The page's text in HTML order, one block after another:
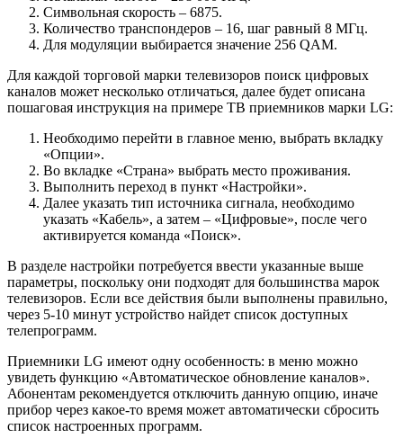
Символьная скорость – 6875.
Количество транспондеров – 16, шаг равный 8 МГц.
Для модуляции выбирается значение 256 QAM.
Для каждой торговой марки телевизоров поиск цифровых
каналов может несколько отличаться, далее будет описана
пошаговая инструкция на примере ТВ приемников марки LG:
Необходимо перейти в главное меню, выбрать вкладку
«Опции».
Во вкладке «Страна» выбрать место проживания.
Выполнить переход в пункт «Настройки».
Далее указать тип источника сигнала, необходимо
указать «Кабель», а затем – «Цифровые», после чего
активируется команда «Поиск».
В разделе настройки потребуется ввести указанные выше
параметры, поскольку они подходят для большинства марок
телевизоров. Если все действия были выполнены правильно,
через 5-10 минут устройство найдет список доступных
телепрограмм.
Приемники LG имеют одну особенность: в меню можно
увидеть функцию «Автоматическое обновление каналов».
Абонентам рекомендуется отключить данную опцию, иначе
прибор через какое-то время может автоматически сбросить
список настроенных программ.